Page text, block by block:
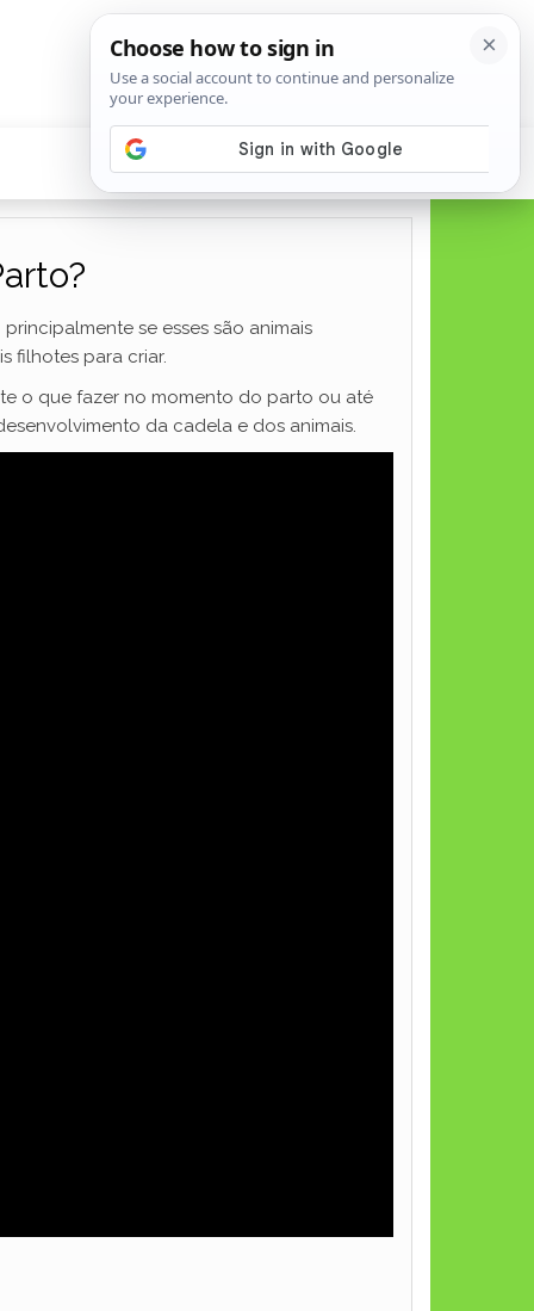
se esses são animais
filhotes para criar.
o que fazer no momento do parto ou até
da cadela e dos animais.